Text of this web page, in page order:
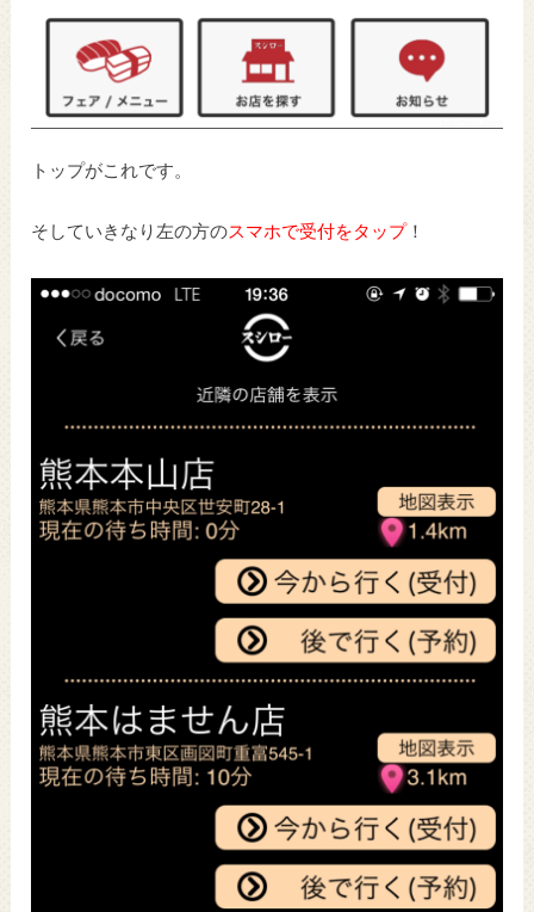
トップがこれです。
そしていきなり左の方のスマホで受付をタップ ！